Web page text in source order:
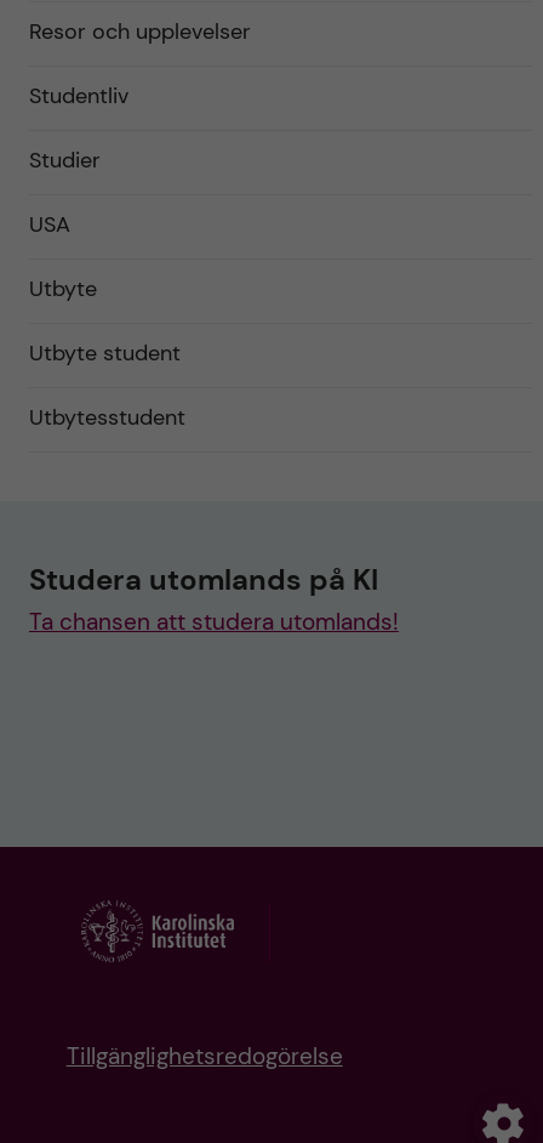
Resor och upplevelser
Studentliv
Studier
USA
Utbyte
Utbyte student
Utbytesstudent
Studera utomlands på KI
Ta chansen att studera utomlands!
Tillgänglighetsredogörelse